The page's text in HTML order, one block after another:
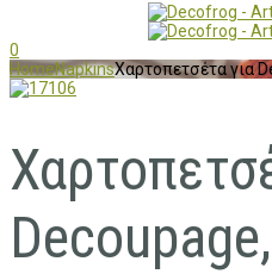
0
HomeNapkinsΧαρτοπετσέτα για